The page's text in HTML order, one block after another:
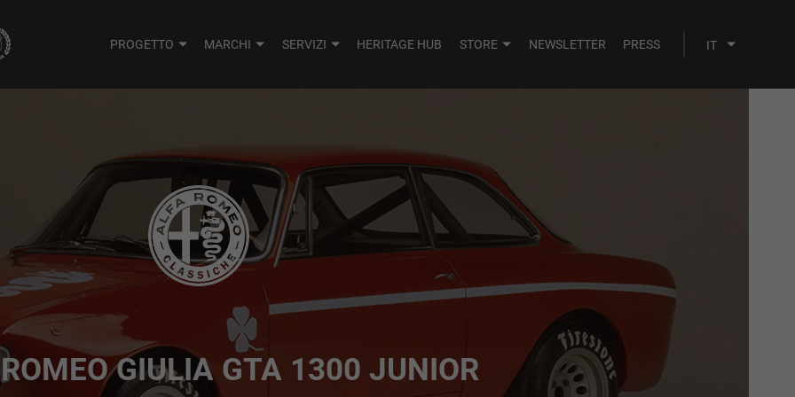
PROGETTO MARCHI SERVIZI HERITAGE HUB STORE NEWSLETTER PRESS
GIULIA GTA 1300 JUNIOR